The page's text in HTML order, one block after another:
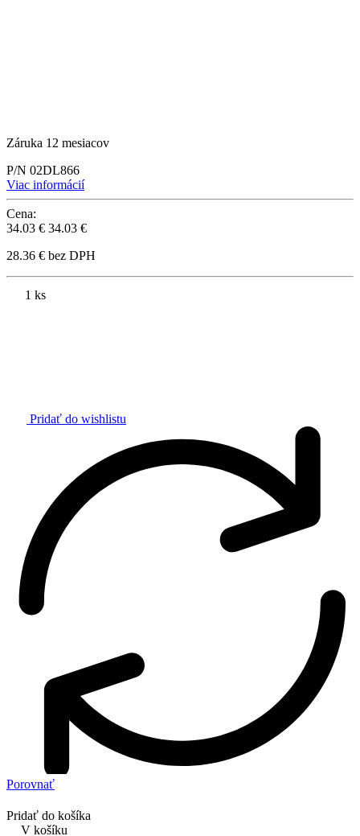
Záruka 12 mesiacov
P/N 02DL866
Viac informácií
Cena:
34.03 € 34.03 €
28.36 € bez DPH
1 ks
Pridať do wishlistu
Porovnať
Pridať do košíka
V košíku